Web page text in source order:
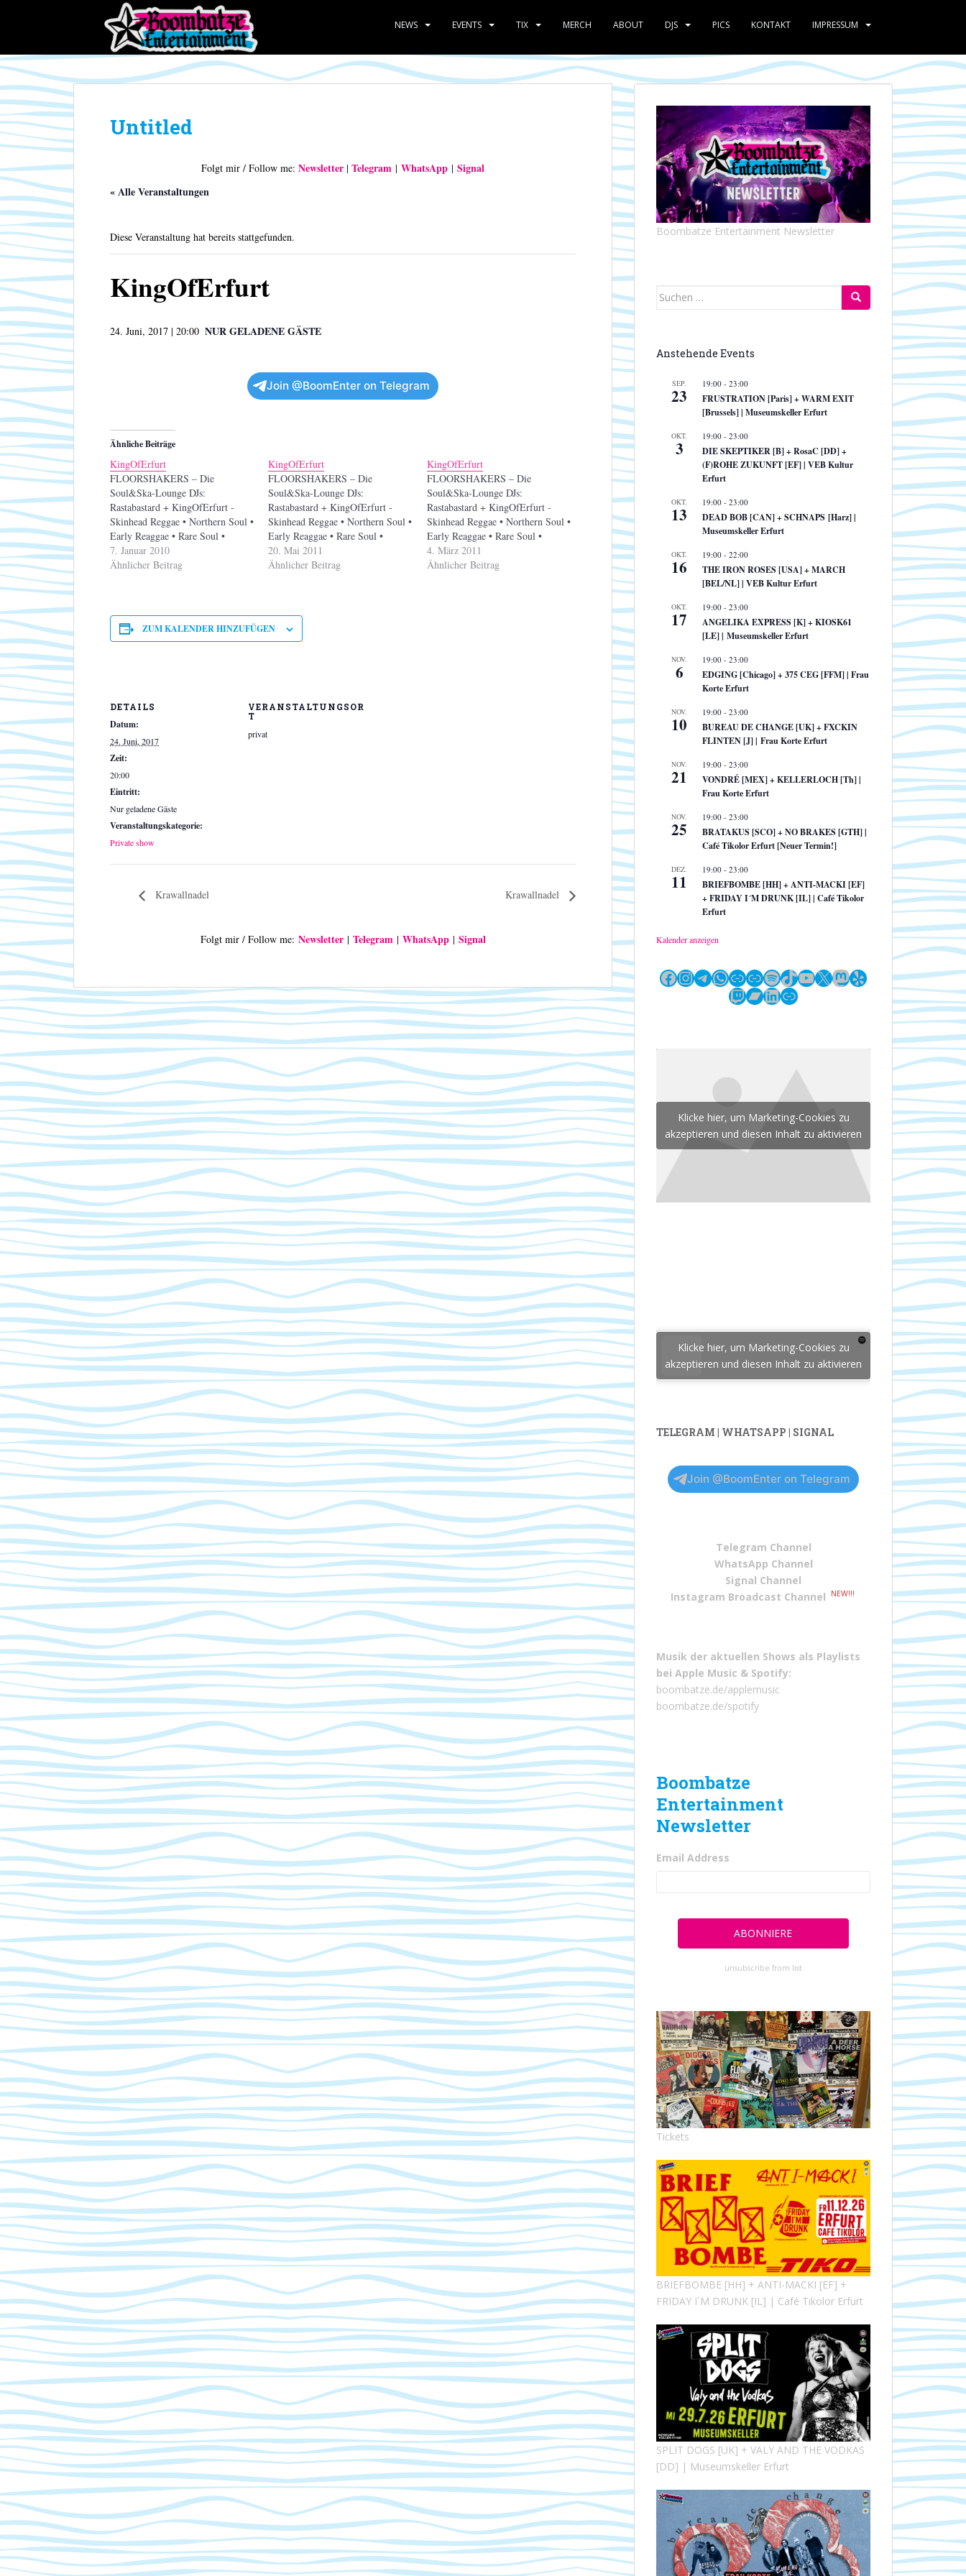
p
t
o
m
a
c
t
e
n
NEWS EVENTS TIX MERCH ABOUT DJS PICS KONTAKT IMPRESSUM
Untitled
Folgt mir / Follow me: Newsletter | Telegram | WhatsApp | Signal
« Alle Veranstaltungen
Diese Veranstaltung hat bereits stattgefunden.
KingOfErfurt
24. Juni, 2017 | 20:00 NUR GELADENE GÄSTE
Join @BoomEnter on Telegram
Ähnliche Beiträge
KingOfErfurt
FLOORSHAKERS – Die
Soul&Ska-Lounge DJs:
Rastabastard + KingOfErfurt -
Skinhead Reggae • Northern Soul •
Early Reaggae • Rare Soul •
Boogaloo • Motown • RnB • Ska
7. Januar 2010
Ähnlicher Beitrag
KingOfErfurt
FLOORSHAKERS – Die
Soul&Ska-Lounge DJs:
Rastabastard + KingOfErfurt -
Skinhead Reggae • Northern Soul •
Early Reaggae • Rare Soul •
Boogaloo • Motown • RnB • Ska
20. Mai 2011
Ähnlicher Beitrag
KingOfErfurt
FLOORSHAKERS – Die
Soul&Ska-Lounge DJs:
Rastabastard + KingOfErfurt -
Skinhead Reggae • Northern Soul •
Early Reaggae • Rare Soul •
Boogaloo • Motown • RnB • Ska
4. März 2011
Ähnlicher Beitrag
ZUM KALENDER HINZUFÜGEN
DETAILS
Datum:
24. Juni, 2017
Zeit:
20:00
Eintritt:
Nur geladene Gäste
Veranstaltungskategorie:
Private show
VERANSTALTUNGSOR
T
privat
Krawallnadel Krawallnadel
Folgt mir / Follow me: Newsletter| Telegram | WhatsApp| Signal
Boombatze Entertainment Newsletter
Suchen
Anstehende Events
SEP.
23
19:00 - 23:00
FRUSTRATION [Paris] + WARM EXIT
[Brussels] | Museumskeller Erfurt
OKT.
3
19:00 - 23:00
DIE SKEPTIKER [B] + RosaC [DD] +
(F)ROHE ZUKUNFT [EF] | VEB Kultur
Erfurt
OKT.
13
19:00 - 23:00
DEAD BOB [CAN] + SCHNAPS [Harz] |
Museumskeller Erfurt
OKT.
16
19:00 - 22:00
THE IRON ROSES [USA] + MARCH
[BEL/NL] | VEB Kultur Erfurt
OKT.
17
19:00 - 23:00
ANGELIKA EXPRESS [K] + KIOSK61
[LE] | Museumskeller Erfurt
NOV.
6
19:00 - 23:00
EDGING [Chicago] + 375 CEG [FFM] | Frau
Korte Erfurt
NOV.
10
19:00 - 23:00
BUREAU DE CHANGE [UK] + FXCKIN
FLINTEN [J] | Frau Korte Erfurt
NOV.
21
19:00 - 23:00
VONDRÉ [MEX] + KELLERLOCH [Th] |
Frau Korte Erfurt
NOV.
25
19:00 - 23:00
BRATAKUS [SCO] + NO BRAKES [GTH] |
Café Tikolor Erfurt [Neuer Termin!]
DEZ.
11
19:00 - 23:00
BRIEFBOMBE [HH] + ANTI-MACKI [EF]
+ FRIDAY I´M DRUNK [IL] | Café Tikolor
Erfurt
Kalender anzeigen
Facebook
Instagram
Telegram
WhatsApp
LinkLinkSpotify
TikTok
YouTube
X Mastodon
Yelp
Twitch
Bandcamp
LinkedIn
Link
Klicke hier, um Marketing-Cookies zu
akzeptieren und diesen Inhalt zu aktivieren
Klicke hier, um Marketing-Cookies zu
akzeptieren und diesen Inhalt zu aktivieren
TELEGRAM | WHATSAPP | SIGNAL
Join @BoomEnter on Telegram
Telegram Channel
WhatsApp Channel
Signal Channel
Instagram Broadcast Channel
NEW!!!
Musik der aktuellen Shows als Playlists
bei Apple Music & Spotify:
boombatze.de/applemusic
boombatze.de/spotify
Boombatze
Entertainment
Newsletter
Email Address
unsubscribe from list
Tickets
BRIEFBOMBE [HH] + ANTI-MACKI [EF] +
FRIDAY I´M DRUNK [IL] | Café Tikolor Erfurt
SPLIT DOGS [UK] + VALY AND THE VODKAS
[DD] | Museumskeller Erfurt